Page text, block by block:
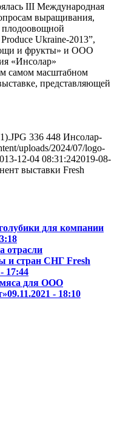
III Международная
выращивания,
плодоовощной
Ukraine-2013”,
и фрукты» и ООО
«Инсолар»
самом масштабном
представляющей
336 448 Инсолар-
uploads/2024/07/logo-
12-04 08:31:242019-08-
выставки Fresh
для компании
отрасли
и стран СНГ Fresh
17:44
для ООО
09.11.2021 - 18:10